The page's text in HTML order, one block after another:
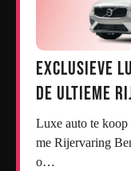
Exclusieve
de Ultieme
Luxe auto te koop Luxe Auto’s te Koop: Ervaar de Ultie
me Rijervaring
o…